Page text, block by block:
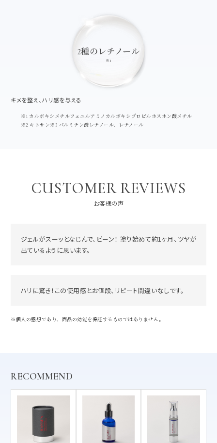
2種のレチノール
※3
キメを整え、ハリ感を与える
※1 カルボキシメチルフェニルアミノカルボキシプロピルホスホン酸メチル
※2 キトサン※3 パルミチン酸レチノール、レチノール
CUSTOMER REVIEWS
お客様の声
ジェルがスーッとなじんで、ピーン！ 塗り始めて約1ヶ月、ツヤが
出ているように思います。
ハリに驚き！この使用感とお値段、リピート間違いなしです。
※個人の感想であり、商品の効能を保証するものではありません。
RECOMMEND